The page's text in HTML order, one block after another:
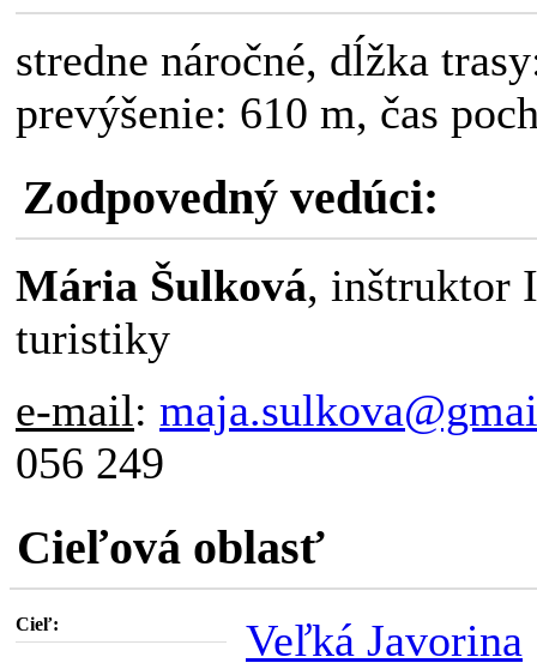
stredne náročné, dĺžka
prevýšenie: 610 m, čas
Zodpovedný vedúci:
Mária Šulková, inštruktor
turistiky
e-mail:
056 249
Cieľová oblasť
Cieľ: Veľká Javorina